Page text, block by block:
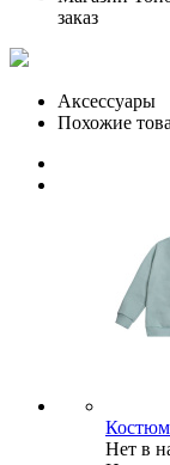
заказ
Аксессуары
Похожие
Нет в